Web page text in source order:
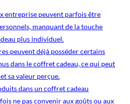
entreprise peuvent parfois être
manquant de la touche
plus individuel.
peuvent déjà posséder certains
dans le coffret cadeau, ce qui peut
sa valeur perçue.
dans un coffret cadeau
ne pas convenir aux goûts ou aux